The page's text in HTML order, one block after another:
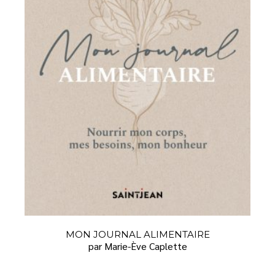
MON JOURNAL ALIMENTAIRE
par Marie-Ève Caplette